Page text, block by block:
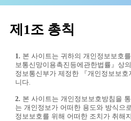
제1조 총칙
1. 본 사이트는 귀하의 개인정보보호
보통신망이용촉진등에관한법률』상
정보통신부가 제정한 『개인정보보
니다.
2. 본 사이트는 개인정보보호방침을
는 개인정보가 어떠한 용도와 방식으
정보보호를 위해 어떠한 조치가 취해